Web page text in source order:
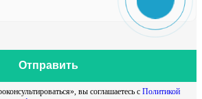
Отправить
вы соглашаетесь с Политикой